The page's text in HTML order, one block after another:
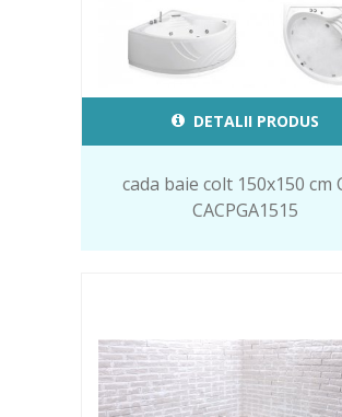
DETALII PRODUS
cada baie colt 150x150 cm
CACPGA1515